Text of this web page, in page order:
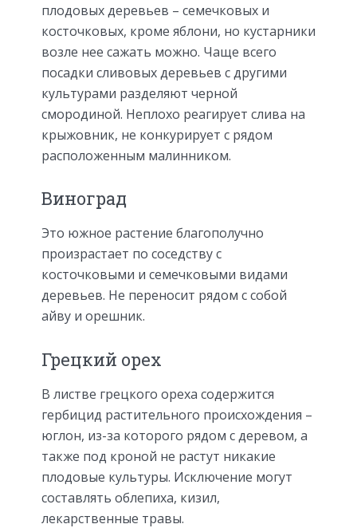
плодовых деревьев – семечковых и
косточковых, кроме яблони, но кустарники
возле нее сажать можно. Чаще всего
посадки сливовых деревьев с другими
культурами разделяют черной
смородиной. Неплохо реагирует слива на
крыжовник, не конкурирует с рядом
расположенным малинником.
Виноград
Это южное растение благополучно
произрастает по соседству с
косточковыми и семечковыми видами
деревьев. Не переносит рядом с собой
айву и орешник.
Грецкий орех
В листве грецкого ореха содержится
гербицид растительного происхождения –
юглон, из-за которого рядом с деревом, а
также под кроной не растут никакие
плодовые культуры. Исключение могут
составлять облепиха, кизил,
лекарственные травы.